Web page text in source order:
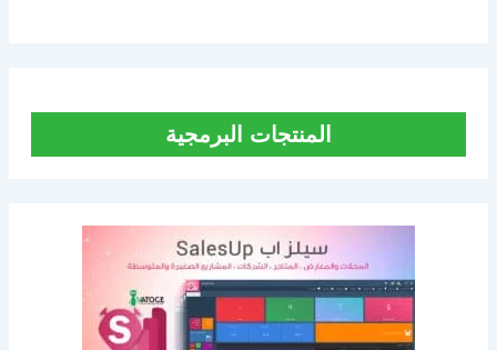
المنتجات البرمجية